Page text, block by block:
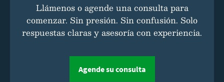
Llámenos o agende una consulta para
comenzar. Sin presión. Sin confusión. Solo
respuestas claras y asesoría con experiencia.
Agende su consulta